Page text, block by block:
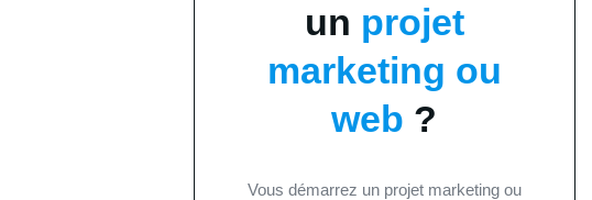
un projet
marketing ou
web ?
Vous démarrez un projet marketing ou